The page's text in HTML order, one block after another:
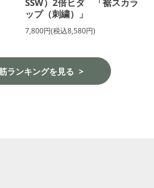
SSW）2倍ヒダ 「裾スカラ
ップ（刺繍）」
7,800円(税込8,580円)
ランキングを見る